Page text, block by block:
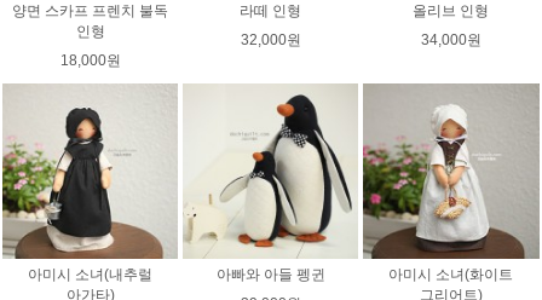
양면 스카프 프렌치 불독
인형
18,000원
라떼 인형
32,000원
올리브 인형
34,000원
아미시 소녀(내추럴
아가타)
아빠와 아들 펭귄
아미시 소녀(화이트
그리어트)